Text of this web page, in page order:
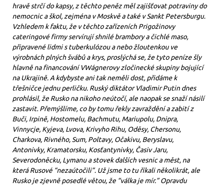
hravě strčí do kapsy, z těchto peněz měl zajišťovat potraviny do
nemocnic a škol, zejména v Moskvě a také v Sankt Petersburgu.
Vzhledem k faktu, že v těchto zařízeních Prigožinovy
cateringové firmy servírují shnilé brambory a čichlé maso,
připravené lidmi s tuberkulózou a nebo žloutenkou ve
výrobnách plných švábů a krys, proslýchá se, že tyto peníze šly
hlavně na financování VWágnerovy zločinecké skupiny bojující
na Ukrajině. A kdybyste ani tak neměli dost, přidáme k
třešničce jednu perličku. Ruský diktátor Vladimir Putin dnes
prohlásil, že Rusko na nikoho neútočí, ale naopak se snaží násilí
zastavit. Přemýšlíme, co by tomu řekly zavraždění a zabití z
Buči, Irpině, Hostomelu, Bachmutu, Mariupolu, Dnipra,
Vinnycje, Kyjeva, Lvova, Krivyho Rihu, Oděsy, Chersonu,
Charkova, Rivného, Sum, Poltavy, Očakivu, Beryslavu,
Antonivky, Kramatorsku, Kosťantynivky, Časiv Jaru,
Severodoněcku, Lymanu a stovek dalších vesnic a měst, na
která Rusové “nezaútočili”. Už jsme to tu říkali několikrát, ale
Rusko je zjevně posedlé větou, že “válka je mír.” Opravdu